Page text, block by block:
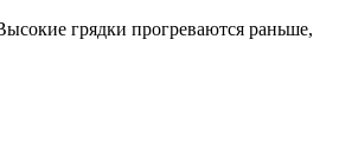
грядки прогреваются раньше,